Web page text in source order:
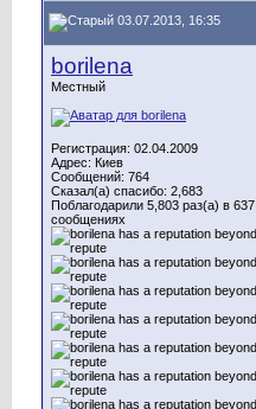
03.07.2013, 16:35
borilena
Местный
Регистрация: 02.04.2009
Адрес: Киев
Сообщений: 764
Сказал(а) спасибо: 2,683
Поблагодарили 5,803 раз(а) в 637
сообщениях